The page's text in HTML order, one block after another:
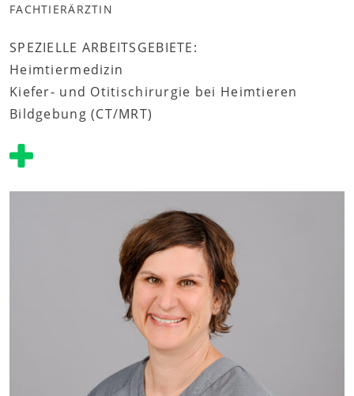
FACHTIERÄRZTIN
SPEZIELLE ARBEITSGEBIETE:
Heimtiermedizin
Kiefer- und Otitischirurgie bei Heimtieren
Bildgebung (CT/MRT)